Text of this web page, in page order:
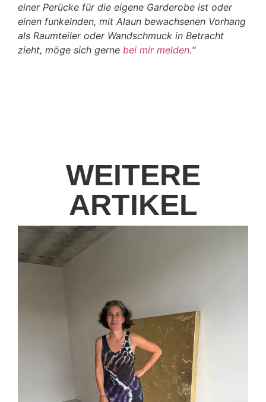
einer Perücke für die eigene Garderobe ist oder
einen funkelnden, mit Alaun bewachsenen Vorhang
als Raumteiler oder Wandschmuck in Betracht
zieht, möge sich gerne bei mir melden.“
WEITERE
ARTIKEL